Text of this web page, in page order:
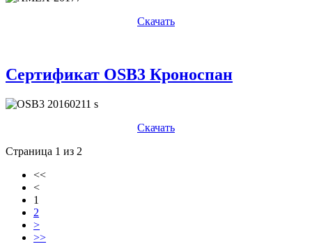
Скачать
Сертификат OSB3 Кроноспан
Скачать
Страница 1 из 2
<<
<
1
2
>
>>